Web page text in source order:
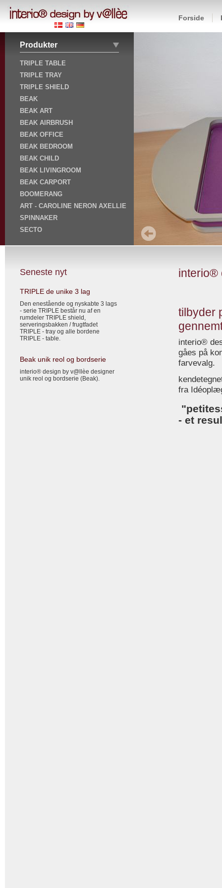
Forside
Produkter
TRIPLE TABLE
TRIPLE TRAY
TRIPLE SHIELD
BEAK
BEAK ART
BEAK AIRBRUSH
BEAK OFFICE
BEAK BEDROOM
BEAK CHILD
BEAK LIVINGROOM
BEAK CARPORT
BOOMERANG
ART - CAROLINE NERON AXELLIE
SPINNAKER
SECTO
Seneste nyt
TRIPLE de unike 3 lag
Den enestående og nyskabte 3 lags
- serie TRIPLE består nu af en
rumdeler TRIPLE shield,
serveringsbakken / frugtfadet
TRIPLE - tray og alle bordene
TRIPLE - table.
Beak unik reol og bordserie
interio® design by v@llèe designer
unik reol og bordserie (Beak).
interio®
tilbyder
interio®
gåes på
farvevalg.
fra
- et